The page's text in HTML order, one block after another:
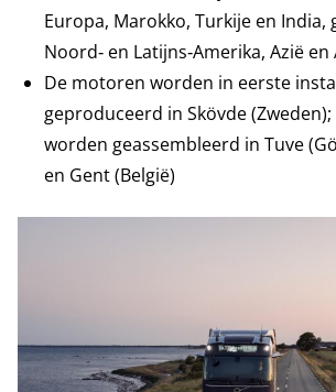
Europa, Marokko, Turkije en India,
Noord‑ en Latijns‑Amerika, Azië en
De motoren worden in eerste
geproduceerd in Skövde
worden geassembleerd in Tuve
en Gent (België)